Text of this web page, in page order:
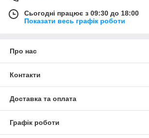
Сьогодні працює з 09:30 до 18:00
Показати весь графік роботи
Про нас
Контакти
Доставка та оплата
Графік роботи